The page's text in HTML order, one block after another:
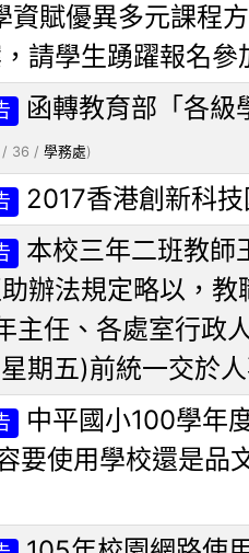
資賦優異多元課程
請學生踴躍報名參
函轉教育部「各級
36 / 學務處)
2017香港創新科
本校三年二班教師
辦法規定略以，
主任、各處室行政
期五)前統一交於
中平國小100學年
要使用學校還是品